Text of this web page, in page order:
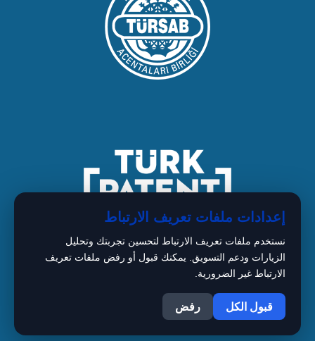
Copyright © 2026 BIMARISTAN
Istanbul
إعدادات ملفات تعريف الارتباط
نستخدم ملفات تعريف الارتباط لتحسين تجربتك وتحليل
الزيارات ودعم التسويق. يمكنك قبول أو رفض ملفات تعريف
الارتباط غير الضرورية.
قبول الكل رفض